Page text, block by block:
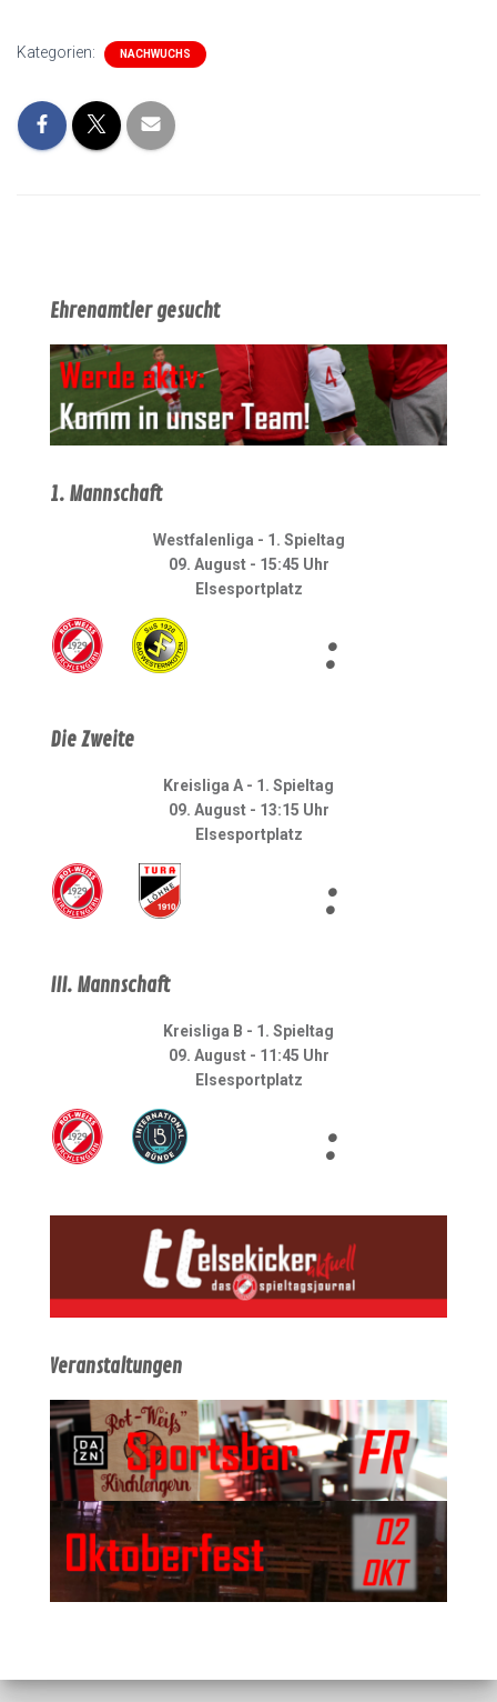
Kategorien: NACHWUCHS
Ehrenamtler gesucht
1. Mannschaft
Westfalenliga - 1. Spieltag
09. August - 15:45 Uhr
Elsesportplatz
:
Die Zweite
Kreisliga A - 1. Spieltag
09. August - 13:15 Uhr
Elsesportplatz
:
III. Mannschaft
Kreisliga B - 1. Spieltag
09. August - 11:45 Uhr
Elsesportplatz
:
Veranstaltungen